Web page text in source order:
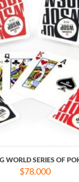
WORLD SERIES OF
$78.000